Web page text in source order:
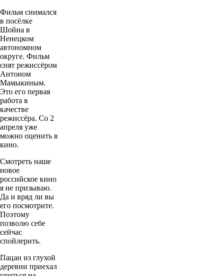
Фильм снимался
в посёлке
Шойна в
Ненецком
автономном
округе. Фильм
снят режиссёром
Антоном
Мамыкиным.
Это его первая
работа в
качестве
режиссёра. Со 2
апреля уже
можно оценить в
кино.
Смотреть наше
новое
российское кино
я не призываю.
Да и вряд ли вы
его посмотрите.
Поэтому
позволю себе
сейчас
спойлерить.
Пацан из глухой
деревни приехал